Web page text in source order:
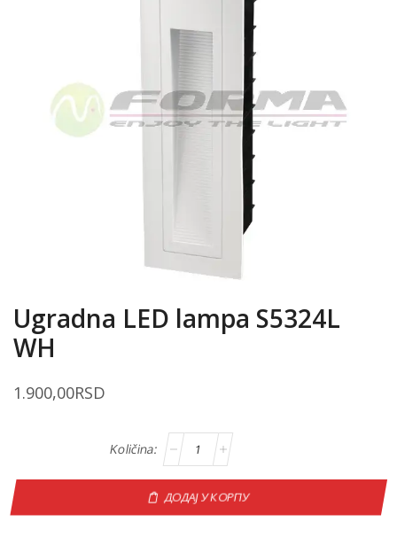
Ugradna LED lampa S5324L
WH
1.900,00RSD
ДОДАЈ У КОРПУ